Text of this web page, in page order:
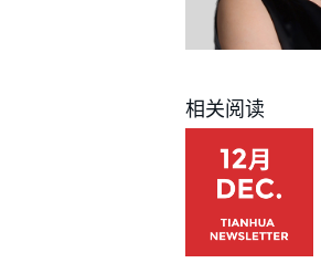
相关阅读